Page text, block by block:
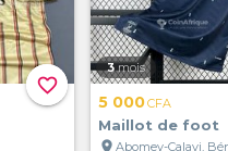
favorite_border
3 mois
5 000CFA
Maillot de foot
location_onAbomey-Calavi,